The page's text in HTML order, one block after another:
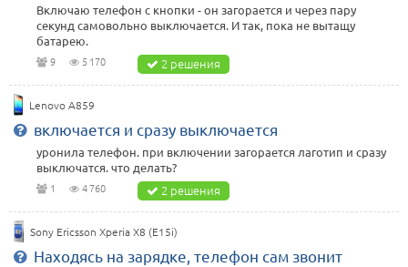
Включаю телефон с кнопки - он загорается и через пару
секунд самовольно выключается. И так, пока не вытащу
батарею.
9 5 170 2 решения
Lenovo A859
включается и сразу выключается
уронила телефон. при включении загорается лаготип и сразу
выключатся. что делать?
1 4 760 2 решения
Sony Ericsson Xperia X8 (E15i)
Находясь на зарядке, телефон сам звонит